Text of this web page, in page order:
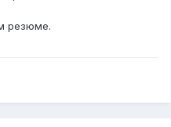
резюме.